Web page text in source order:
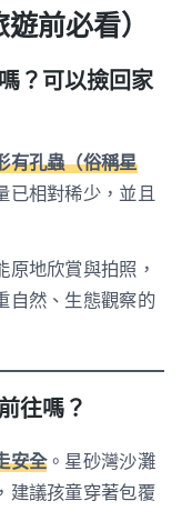
前必看）
？可以撿回家
有孔蟲（俗稱星
已相對稀少，並且
地欣賞與拍照，
自然、生態觀察的
往嗎？
安全。星砂灣沙灘
建議孩童穿著包覆